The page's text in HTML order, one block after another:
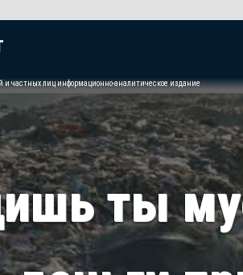
и частных лиц информационно-аналитическое издание
ты